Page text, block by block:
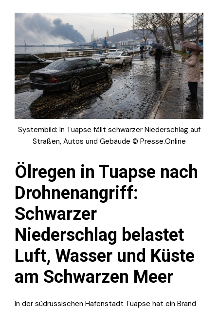
Systembild: In Tuapse fällt schwarzer Niederschlag auf
Straßen, Autos und Gebäude © Presse.Online
Ölregen in Tuapse nach
Drohnenangriff:
Schwarzer
Niederschlag belastet
Luft, Wasser und Küste
am Schwarzen Meer
In der südrussischen Hafenstadt Tuapse hat ein Brand